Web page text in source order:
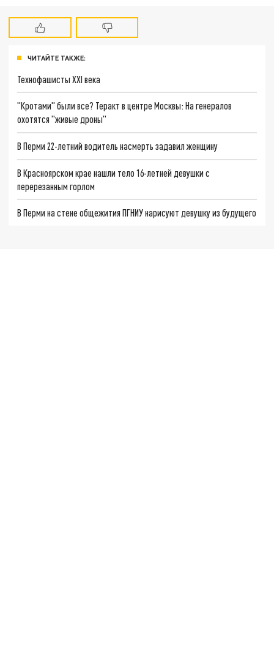
ЧИТАЙТЕ ТАКЖЕ:
Технофашисты XXI века
"Кротами" были все? Теракт в центре Москвы: На генералов
охотятся "живые дроны"
В Перми 22-летний водитель насмерть задавил женщину
В Красноярском крае нашли тело 16-летней девушки с
перерезанным горлом
В Перми на стене общежития ПГНИУ нарисуют девушку из будущего